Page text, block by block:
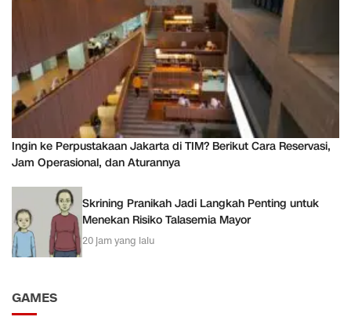
Ingin ke Perpustakaan Jakarta di TIM? Berikut Cara Reservasi,
Jam Operasional, dan Aturannya
Skrining Pranikah Jadi Langkah Penting untuk
Menekan Risiko Talasemia Mayor
20 jam yang lalu
GAMES